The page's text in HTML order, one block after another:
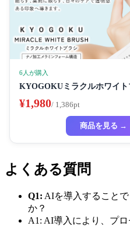
6人が購入
KYOGOKUミラクルホワイト
¥1,980/ 1,386pt
商品を見る →
よくある質問
Q1: AIを導入すること
か？
A1: AI導入により、プ